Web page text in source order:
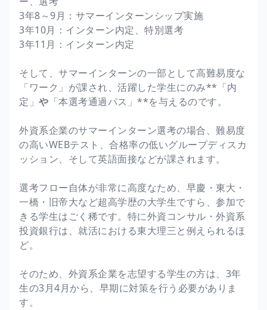
3年8～9月：サマーインターンシップ実施
3年10月：インターン内定、特別選考
3年11月：インターン内定
そして、サマーインターンの一部として高難易度な
「ワーク」が課され、活躍した学生にのみ**「内
定」 や 「本選考通過パス」**を与えるのです。
外資系企業のサマーインターン選考の場合、難易度
の高いWEBテスト、合格率の低いグループディスカ
ッション、そして英語面接などが課されます。
選考フロー自体が非常に高度なため、早慶・東大・
一橋・旧帝大など超高学歴の大学生ですら、参加で
きる学生はごく稀です。特に外資コンサル・外資系
投資銀行は、就活における東大理三と例えられるほ
ど。
そのため、外資系企業を志望する学生の方は、3年
生の3月4月から、早期に対策を行う必要がありま
す。